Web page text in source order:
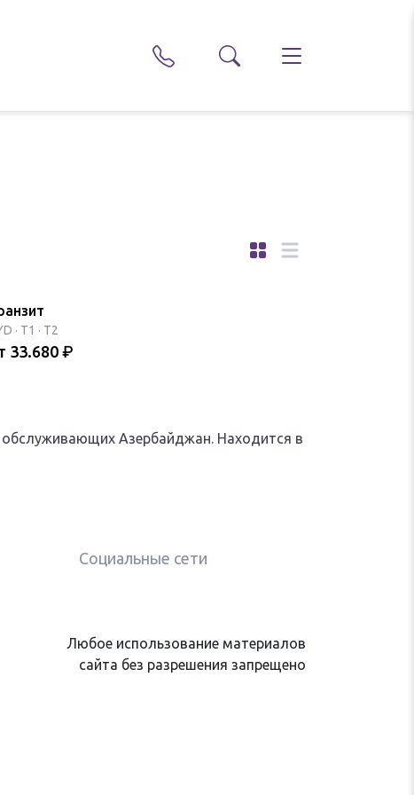
· T1 · T2
33.680 ₽
Азербайджан. Находится в
Социальные сети
Любое использование материалов
сайта без разрешения запрещено